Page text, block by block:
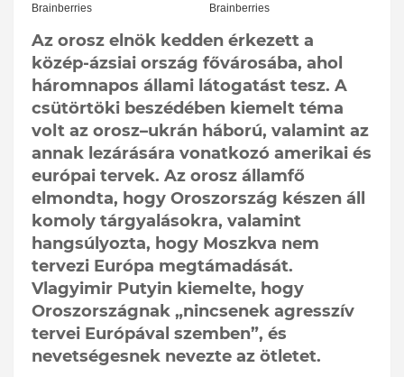
Az orosz elnök kedden érkezett a
közép-ázsiai ország fővárosába, ahol
háromnapos állami látogatást tesz. A
csütörtöki beszédében kiemelt téma
volt az orosz–ukrán háború, valamint az
annak lezárására vonatkozó amerikai és
európai tervek. Az orosz államfő
elmondta, hogy Oroszország készen áll
komoly tárgyalásokra, valamint
hangsúlyozta, hogy Moszkva nem
tervezi Európa megtámadását.
Vlagyimir Putyin kiemelte, hogy
Oroszországnak „nincsenek agresszív
tervei Európával szemben”, és
nevetségesnek nevezte az ötletet.